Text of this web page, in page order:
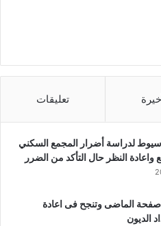
تعليقات
لدراسة أضرار المجمع السكني
النظر حال التأكد من الضرر
الماضى وتنجح فى اعادة
الديون